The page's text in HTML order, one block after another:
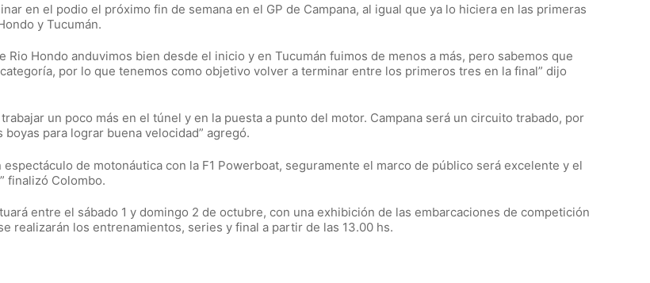
en el podio el próximo fin de semana en el GP de Campana, al igual que ya lo hiciera en las primeras
y Tucumán.
Hondo anduvimos bien desde el inicio y en Tucumán fuimos de menos a más, pero sabemos que
por lo que tenemos como objetivo volver a terminar entre los primeros tres en la final” dijo
un poco más en el túnel y en la puesta a punto del motor. Campana será un circuito trabado, por
para lograr buena velocidad” agregó.
de motonáutica con la F1 Powerboat, seguramente el marco de público será excelente y el
finalizó Colombo.
entre el sábado 1 y domingo 2 de octubre, con una exhibición de las embarcaciones de competición
realizarán los entrenamientos, series y final a partir de las 13.00 hs.